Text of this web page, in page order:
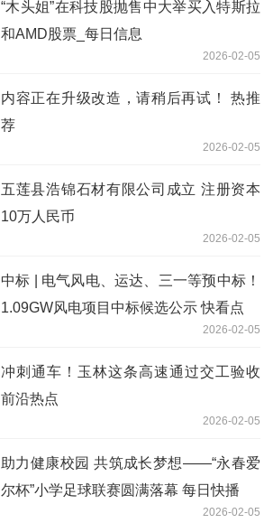
“木头姐”在科技股抛售中大举买入特斯拉
和AMD股票_每日信息
2026-02-05
内容正在升级改造，请稍后再试！ 热推
荐
2026-02-05
五莲县浩锦石材有限公司成立 注册资本
10万人民币
2026-02-05
中标 | 电气风电、运达、三一等预中标！
1.09GW风电项目中标候选公示 快看点
2026-02-05
冲刺通车！玉林这条高速通过交工验收
前沿热点
2026-02-05
助力健康校园 共筑成长梦想——“永春爱
尔杯”小学足球联赛圆满落幕 每日快播
2026-02-05